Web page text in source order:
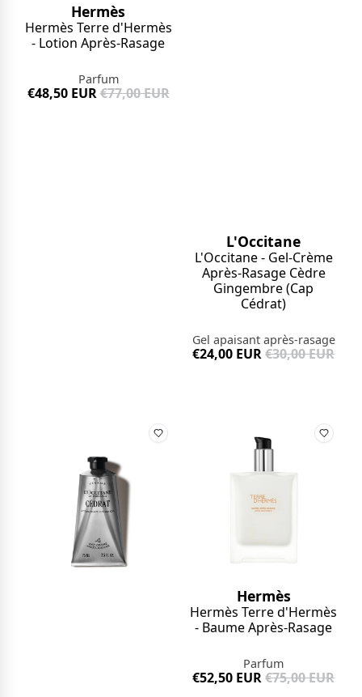
Hermès
Hermès Terre d'Hermès
- Lotion Après-Rasage
Parfum
€48,50 EUR€77,00 EUR
L'Occitane
L'Occitane - Gel-Crème
Après-Rasage Cèdre
Gingembre (Cap
Cédrat)
Gel apaisant après-rasage
€24,00 EUR€30,00 EUR
Hermès
Hermès Terre d'Hermès
- Baume Après-Rasage
Parfum
€52,50 EUR€75,00 EUR